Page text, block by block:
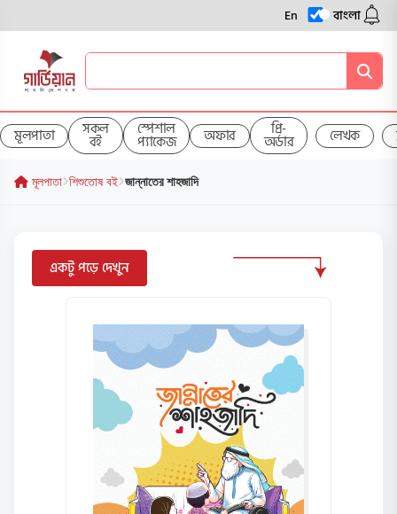
En বাংলা
মূলপাতা সকল
বই
স্পেশাল
প্যাকেজ অফার প্রি-
অর্ডার লেখক
মূলপাতা শিশুতোষ বই জান্নাতের শাহজাদি
একটু পড়ে দেখুন